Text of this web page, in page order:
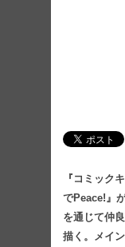
『コミック
でPeace!』
を通じて仲
描く。メイ